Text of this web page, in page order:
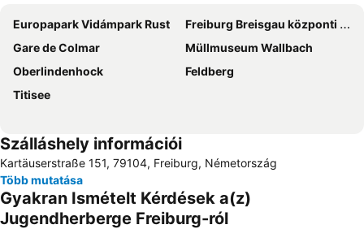
Europapark Vidámpark Rust
Freiburg Breisgau központi pályaudvar
Gare de Colmar
Müllmuseum Wallbach
Oberlindenhock
Feldberg
Titisee
Szálláshely információi
Kartäuserstraße 151, 79104, Freiburg, Németország
Több mutatása
Gyakran Ismételt Kérdések a(z)
Jugendherberge Freiburg-ról